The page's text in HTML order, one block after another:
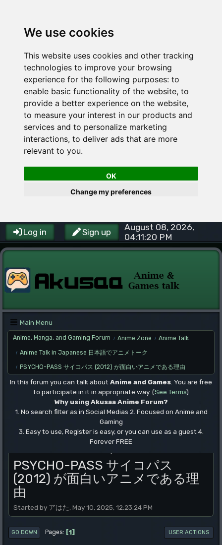
We use cookies
This website uses cookies and other tracking
technologies to improve your browsing
experience for the following purposes: to
enable basic functionality of the website, to
provide a better experience on the website,
to measure your interest in our products and
services and to personalize marketing
interactions, to deliver ads that are more
relevant to you.
OK
Change my preferences
Log in Sign up
August 08, 2026,
04:11:20 PM
Main Menu
Anime, Manga, and Gaming Forum / Anime Zone / Anime Talk
/ Anime Talk in Japanese 日本語でアニメトーク
/ PSYCHO-PASS サイコパス (2012) が面白いアニメである理由
In this forum you can talk about Anime and Games . You are free
to participate in it in appropriate way. (See Terms)
Why using Akusaa Anime Forum?
1. No search filter as in Social Medias 2. Focused on Anime and
Gaming
3. Easy to use, Register is easy, or you can use as a guest 4.
Forever FREE
PSYCHO-PASS サイコパス
(2012) が面白いアニメである理
由
Started by アはた, May 10, 2025, 12:23:24 PM
GO DOWN Pages 1 USER ACTIONS